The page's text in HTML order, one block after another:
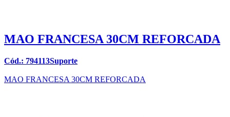
MAO FRANCESA 30CM REFORCADA
Cód.: 794113Suporte
MAO FRANCESA 30CM REFORCADA